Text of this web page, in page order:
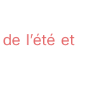
l’été et